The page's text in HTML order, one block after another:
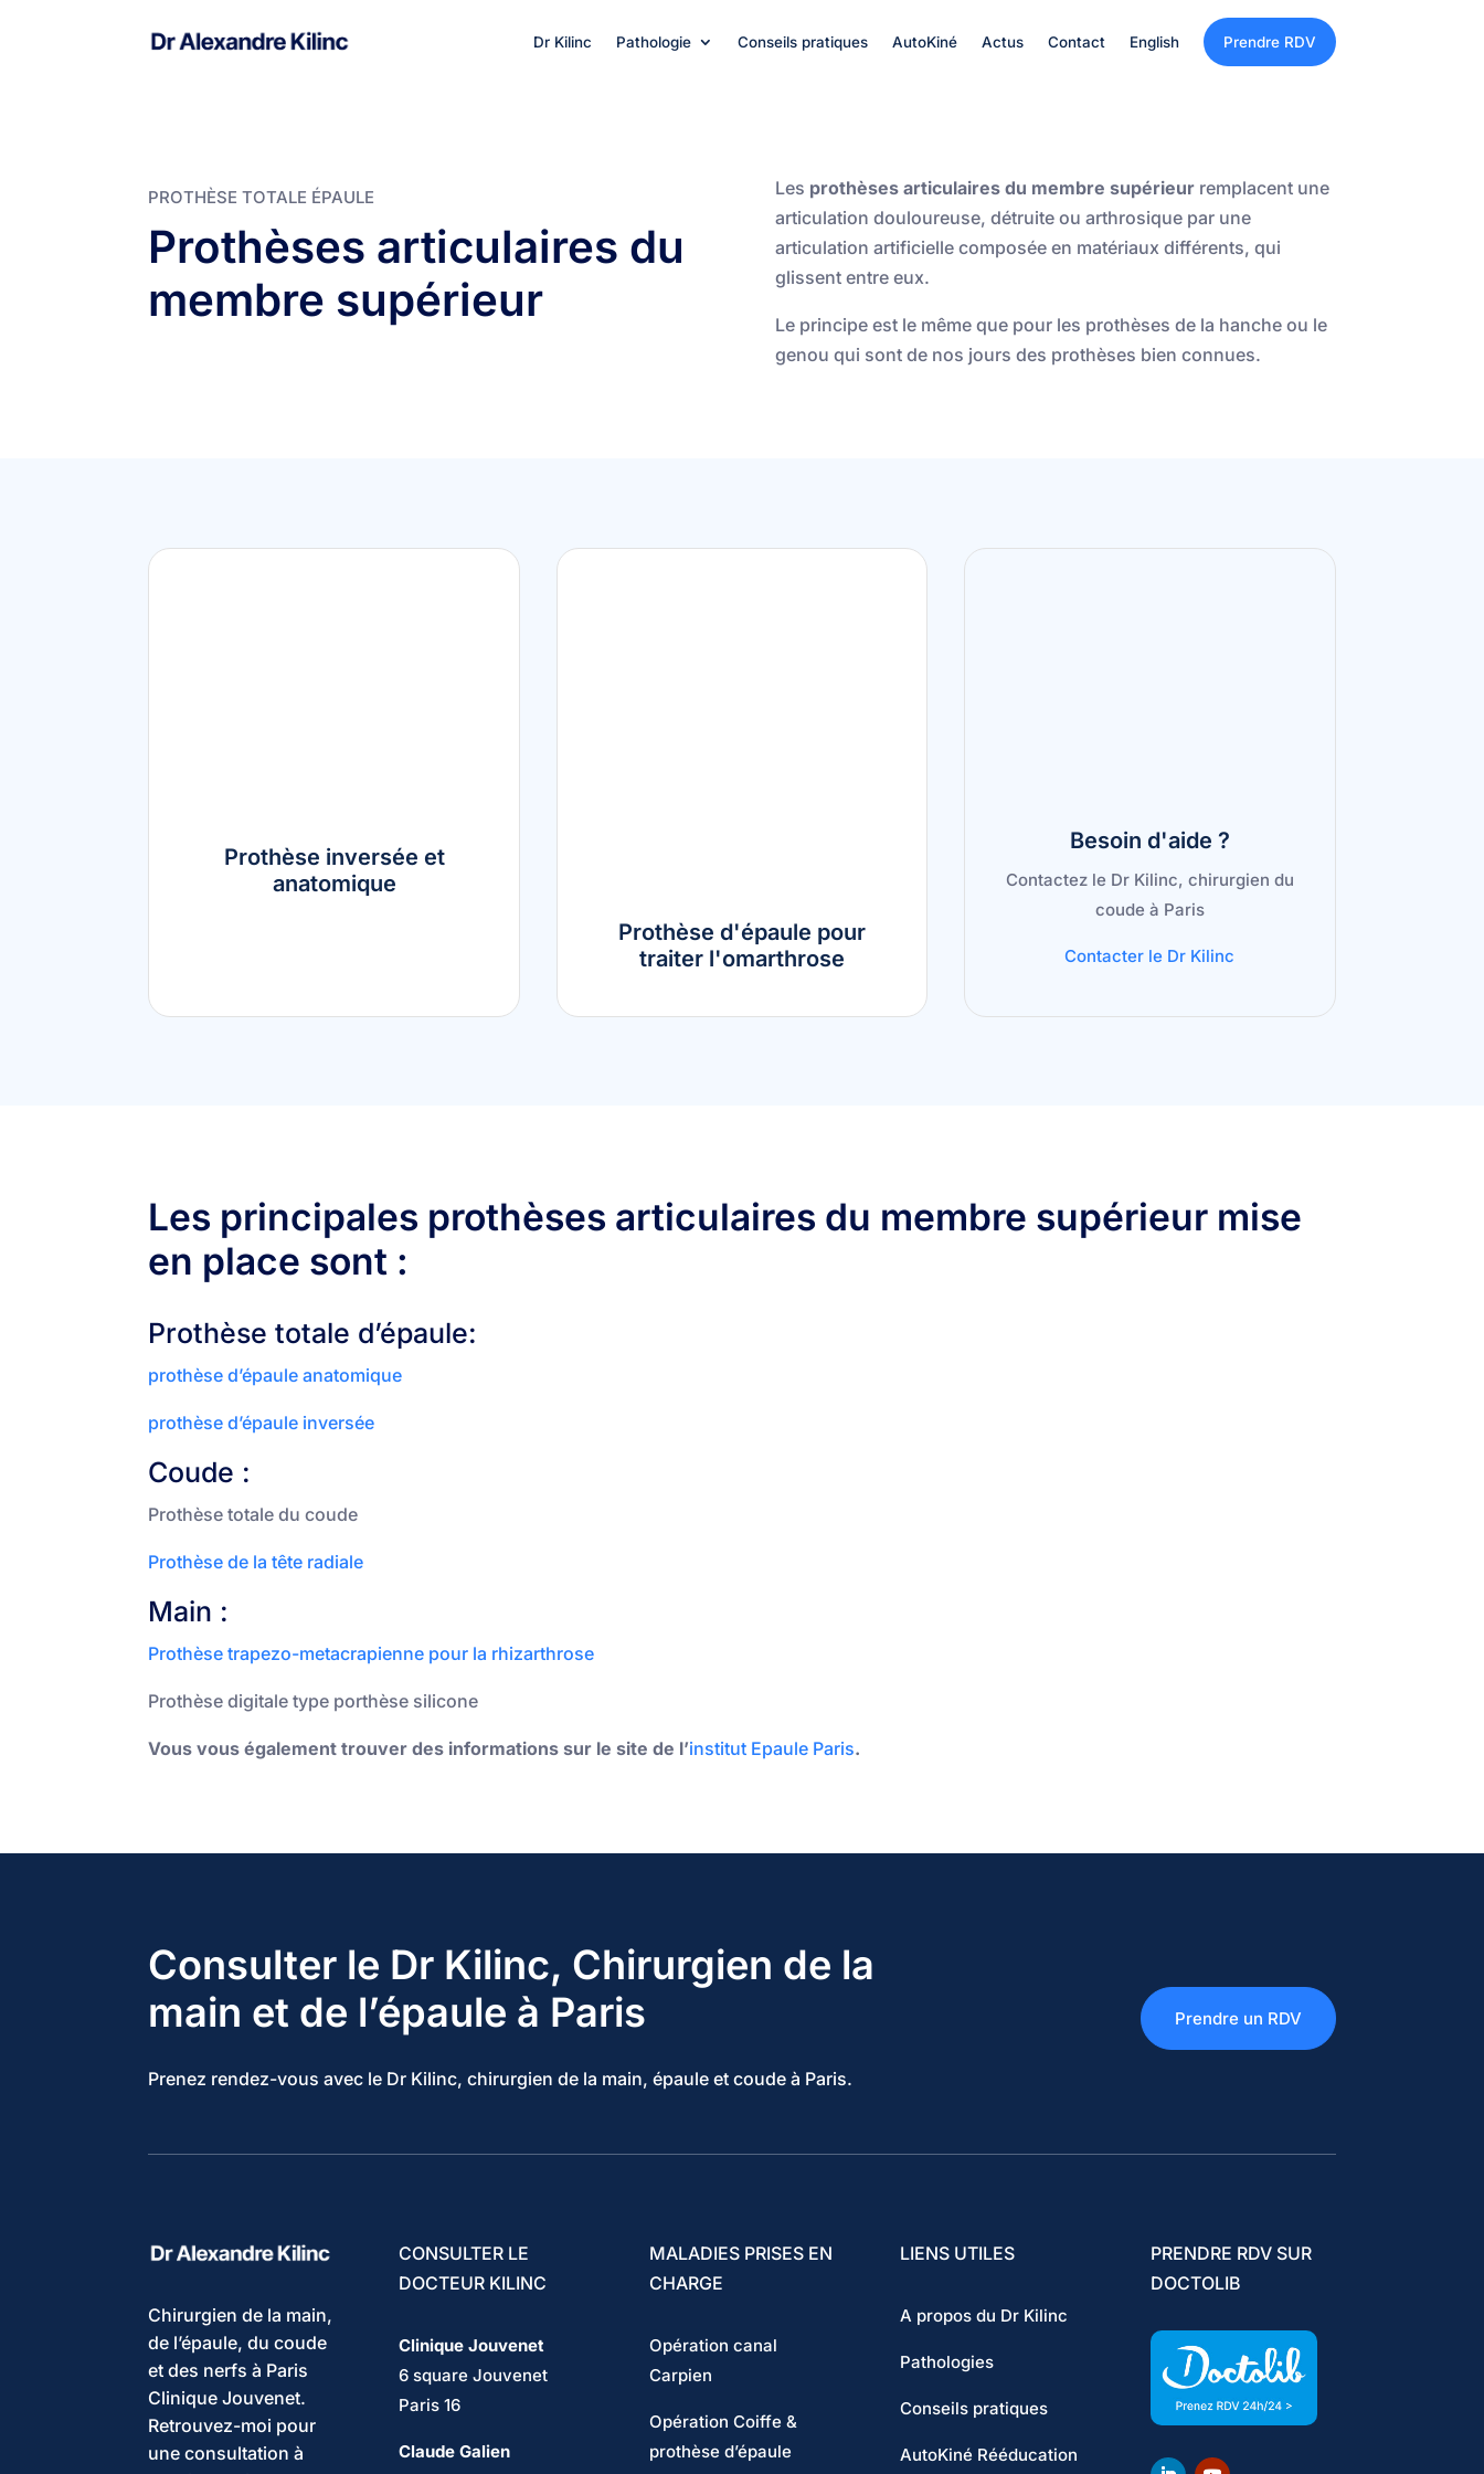
Dr Kilinc Pathologie Conseils pratiques AutoKiné Actus Contact English Prendre RDV
PROTHÈSE TOTALE ÉPAULE
Prothèses articulaires du
membre supérieur
Les prothèses articulaires du membre supérieurremplacent une
articulation douloureuse, détruite ou arthrosique par une
articulation artificielle composée en matériaux différents, qui
glissent entre eux.
Le principe est le même que pour les prothèses de la hanche ou le
genou qui sont de nos jours des prothèses bien connues.
Prothèse inversée et
anatomique
Prothèse d'épaule pour
traiter l'omarthrose
Besoin d'aide ?
Contactez le Dr Kilinc, chirurgien du
coude à Paris
Contacter le Dr Kilinc
Les principales prothèses articulaires du membre supérieur mise
en place sont :
Prothèse totale d’épaule:
prothèse d’épaule anatomique
prothèse d’épaule inversée
Coude :
Prothèse totale du coude
Prothèse de la tête radiale
Main :
Prothèse trapezo-metacrapienne pour la rhizarthrose
Prothèse digitale type porthèse silicone
Vous vous également trouver des informations sur le site de l’institut Epaule Paris.
Consulter le Dr Kilinc, Chirurgien de la
main et de l’épaule à Paris
Prenez rendez-vous avec le Dr Kilinc, chirurgien de la main, épaule et coude à Paris.
Prendre un RDV
Chirurgien de la main,
de l’épaule, du coude
et des nerfs à Paris
Clinique Jouvenet.
Retrouvez-moi pour
une consultation à
CONSULTER LE
DOCTEUR KILINC
Clinique Jouvenet
6 square Jouvenet
Paris 16
Claude Galien
MALADIES PRISES EN
CHARGE
Opération canal
Carpien
Opération Coiffe &
prothèse d’épaule
LIENS UTILES
A propos du Dr Kilinc
Pathologies
Conseils pratiques
AutoKiné Rééducation
PRENDRE RDV SUR
DOCTOLIB